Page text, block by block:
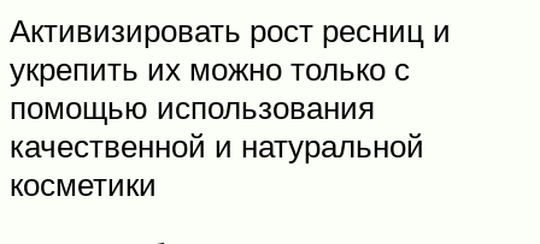
Активизировать рост ресниц и
укрепить их можно только с
помощью использования
качественной и натуральной
косметики